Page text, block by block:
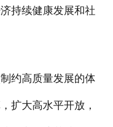
持续健康发展和社
约高质量发展的体
扩大高水平开放，